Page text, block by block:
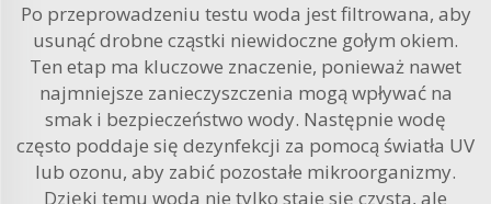
Po przeprowadzeniu testu woda jest filtrowana, aby
usunąć drobne cząstki niewidoczne gołym okiem.
Ten etap ma kluczowe znaczenie, ponieważ nawet
najmniejsze zanieczyszczenia mogą wpływać na
smak i bezpieczeństwo wody. Następnie wodę
często poddaje się dezynfekcji za pomocą światła UV
lub ozonu, aby zabić pozostałe mikroorganizmy.
Dzięki temu woda nie tylko staje się czysta, ale